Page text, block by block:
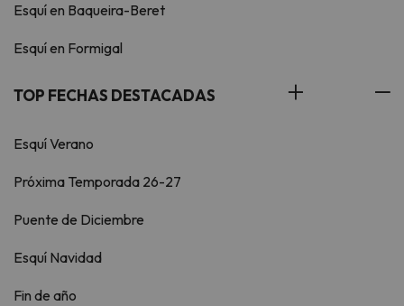
Esquí en Baqueira-Beret
Esquí en Formigal
TOP FECHAS DESTACADAS
Esquí Verano
Próxima Temporada 26-27
Puente de Diciembre
Esquí Navidad
Fin de año